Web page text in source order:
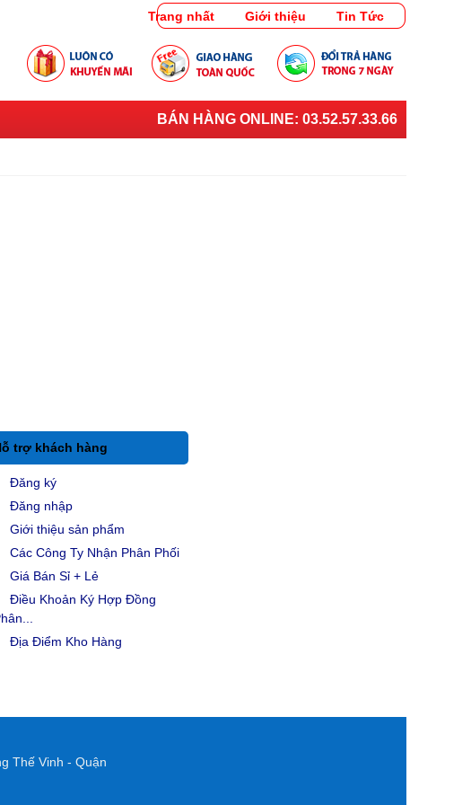
Trang nhất Giới thiệu Tin Tức
BÁN HÀNG ONLINE: 03.52.57.33.66
trợ khách hàng
Đăng ký
Đăng nhập
Giới thiệu sản phẩm
Các Công Ty Nhận Phân Phối
Giá Bán Sỉ + Lẻ
Điều Khoản Ký Hợp Đồng
Địa Điểm Kho Hàng
Thế Vinh - Quận